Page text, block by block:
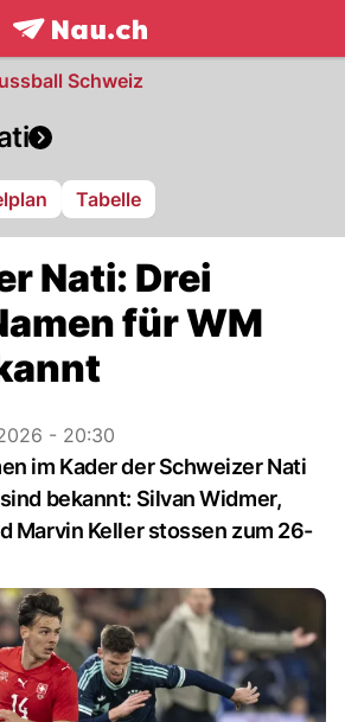
frontpage.NAU.ch
Schweiz
Tabelle
Nati: Drei
für WM
- 20:30
im Kader der Schweizer Nati
bekannt: Silvan Widmer,
Marvin Keller stossen zum 26-